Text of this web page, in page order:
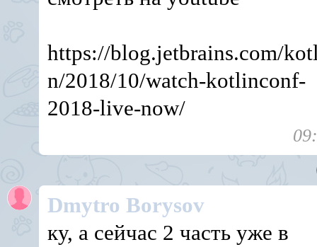
https://blog.jetbrains.com/
n/2018/10/watch-kotlinconf-
2018-live-now/
Dmytro Borysov
ку, а сейчас 2 часть уже в